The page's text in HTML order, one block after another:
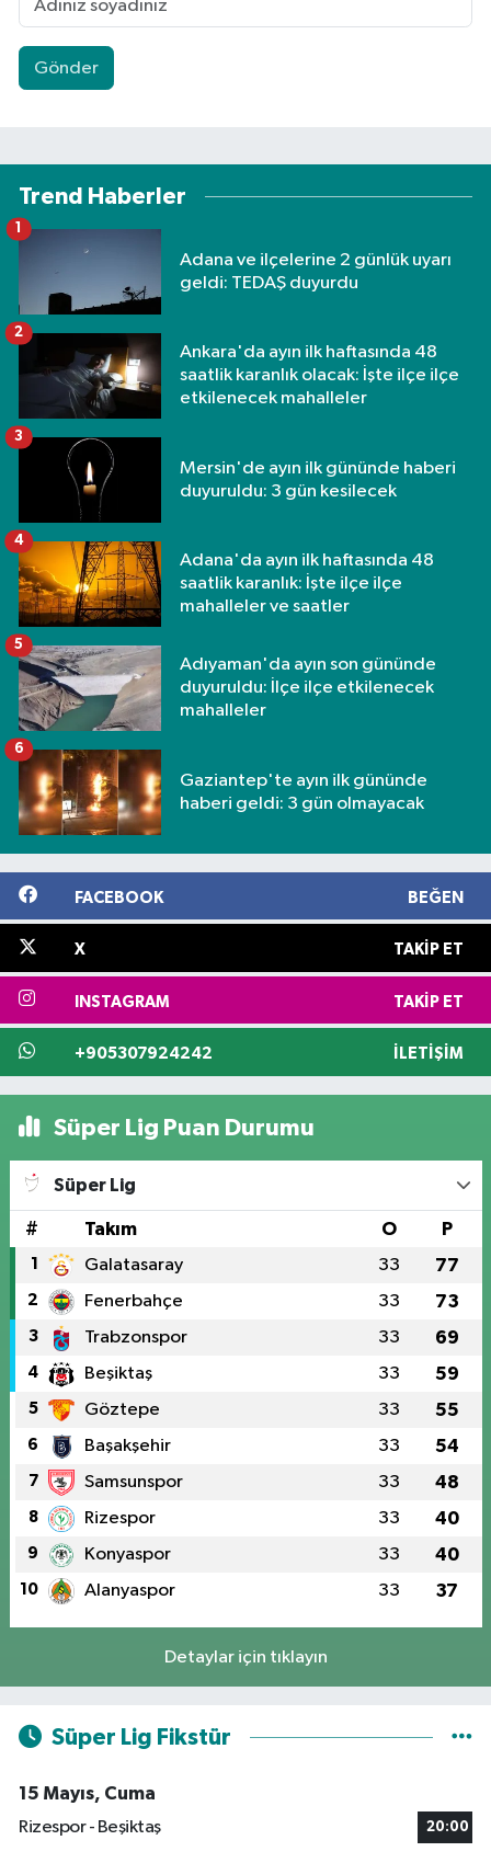
Gönder
Trend Haberler
Adana ve ilçelerine 2 günlük uyarı
geldi: TEDAŞ duyurdu
1
Ankara'da ayın ilk haftasında 48
saatlik karanlık olacak: İşte ilçe ilçe
etkilenecek mahalleler
2
Mersin'de ayın ilk gününde haberi
duyuruldu: 3 gün kesilecek
3
Adana'da ayın ilk haftasında 48
saatlik karanlık: İşte ilçe ilçe
mahalleler ve saatler
4
Adıyaman'da ayın son gününde
duyuruldu: İlçe ilçe etkilenecek
mahalleler
5
Gaziantep'te ayın ilk gününde
haberi geldi: 3 gün olmayacak
6
FACEBOOK BEĞEN
X TAKIP ET
INSTAGRAM TAKIP ET
+905307924242 İLETIŞIM
Süper Lig Puan Durumu
Süper Lig
# Takım O P
1 Galatasaray 33 77
2 Fenerbahçe 33 73
3 Trabzonspor 33 69
4 Beşiktaş 33 59
5 Göztepe 33 55
6 Başakşehir 33 54
7 Samsunspor 33 48
8 Rizespor 33 40
9 Konyaspor 33 40
10 Alanyaspor 33 37
Detaylar için tıklayın
Süper Lig Fikstür
15 Mayıs, Cuma
Rizespor - Beşiktaş
20:00